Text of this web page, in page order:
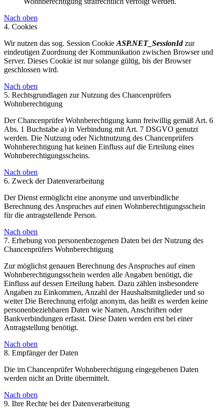
Nach oben
4. Cookies
Wir nutzen das sog. Session Cookie ASP.NET_SessionIdzur
eindeutigen Zuordnung der Kommunikation zwischen Browser und
Server. Dieses Cookie ist nur solange gültig, bis der Browser
geschlossen wird.
Nach oben
5. Rechtsgrundlagen zur Nutzung des Chancenprüfers
Wohnberechtigung
Der Chancenprüfer Wohnberechtigung kann freiwillig gemäß Art. 6
Abs. 1 Buchstabe a) in Verbindung mit Art. 7 DSGVO genutzt
werden. Die Nutzung oder Nichtnutzung des Chancenprüfers
Wohnberechtigung hat keinen Einfluss auf die Erteilung eines
Wohnberechtigungsscheins.
Nach oben
6. Zweck der Datenverarbeitung
Der Dienst ermöglicht eine anonyme und unverbindliche
Berechnung des Anspruches auf einen Wohnberechtigungsschein
für die antragstellende Person.
Nach oben
7. Erhebung von personenbezogenen Daten bei der Nutzung des
Chancenprüfers Wohnberechtigung
Zur möglichst genauen Berechnung des Anspruches auf einen
Wohnberechtigungsschein werden alle Angaben benötigt, die
Einfluss auf dessen Erteilung haben. Dazu zählen insbesondere
Angaben zu Einkommen, Anzahl der Haushaltsmitglieder und so
weiter Die Berechnung erfolgt anonym, das heißt es werden keine
personenbeziehbaren Daten wie Namen, Anschriften oder
Bankverbindungen erfasst. Diese Daten werden erst bei einer
Antragstellung benötigt.
Nach oben
8. Empfänger der Daten
Die im Chancenprüfer Wohnberechtigung eingegebenen Daten
werden nicht an Dritte übermittelt.
Nach oben
9. Ihre Rechte bei der Datenverarbeitung